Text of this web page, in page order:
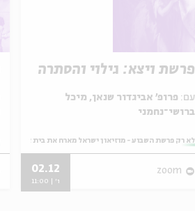
פרשת ויצא: גילוי והסתרה
עם: פרופ' אביגדור שנאן, מיכל
ברושי־נחמני
מתוך:
לא רק פרשת השבוע - מוזיאון ישראל מארח את בית אבי חי
zoom
02.12
ו' | 11:00